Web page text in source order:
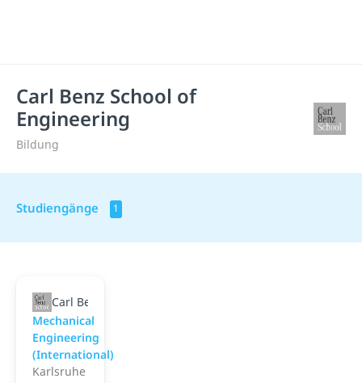
Carl Benz School of
Engineering
Bildung
Studiengänge 1
Carl Benz School of Engineering
Mechanical
Engineering
(International)
Karlsruhe